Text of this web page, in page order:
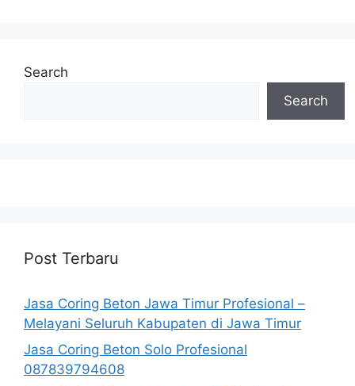
Search
Search
Post Terbaru
Jasa Coring Beton Jawa Timur Profesional –
Melayani Seluruh Kabupaten di Jawa Timur
Jasa Coring Beton Solo Profesional
087839794608